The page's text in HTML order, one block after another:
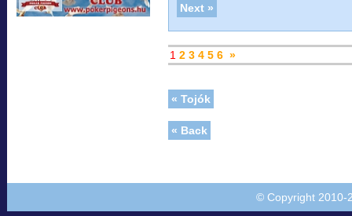
Next »
1 2 3 4 5 6 »
« Tojók
« Back
© Copyright 2010-